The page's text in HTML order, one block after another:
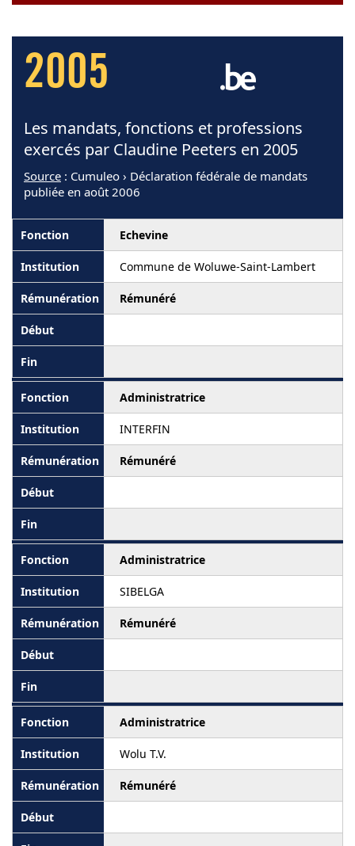
2005
Les mandats, fonctions et professions
exercés par Claudine Peeters en 2005
Source : Cumuleo › Déclaration fédérale de mandats
publiée en août 2006
Echevine
Commune de Woluwe-Saint-Lambert
Rémunéré
Administratrice
INTERFIN
Rémunéré
Administratrice
SIBELGA
Rémunéré
Administratrice
Wolu T.V.
Rémunéré